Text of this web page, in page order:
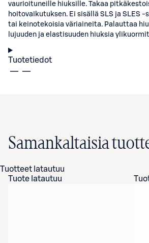
vaurioituneille hiuksille. Takaa
hoitovaikutuksen. Ei sisällä SLS ja SLES
tai keinotekoisia väriaineita. Palauttaa
lujuuden ja elastisuuden hiuksia
Tuotetiedot
Samankaltaisia
Tuotteet latautuu
Tuote latautuu